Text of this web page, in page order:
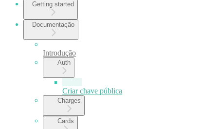
Getting started
Documentação
Introdução
Auth
Criar chave pública
Charges
Cards